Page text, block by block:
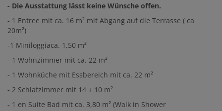
- Die Ausstattung lässt keine Wünsche offen.
- 1 Entree mit ca. 16 m² mit Abgang auf die Terrasse ( ca
20m²)
-1 Miniloggiaca. 1,50 m²
- 1 Wohnzimmer mit ca. 22 m²
- 1 Wohnküche mit Essbereich mit ca. 22 m²
- 2 Schlafzimmer mit 14 + 10 m²
- 1 en Suite Bad mit ca. 3,80 m² (Walk in Shower